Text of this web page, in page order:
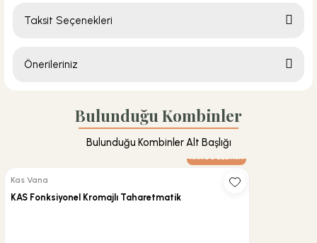
Taksit Seçenekleri
Önerileriniz
yetersiz gördüğünüz noktaları öneri formunu kullanarak tarafımıza
Bulunduğu Kombinler
Bulunduğu Kombinler Alt Başlığı
KARGO BEDAVA
Kas Vana
KAS Fonksiyonel Kromajlı Taharetmatik